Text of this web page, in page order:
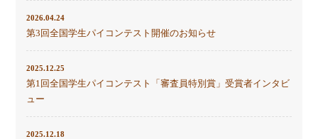
2026.04.24
第3回全国学生パイコンテスト開催のお知らせ
2025.12.25
第1回全国学生パイコンテスト「審査員特別賞」受賞者インタビ
ュー
2025.12.18